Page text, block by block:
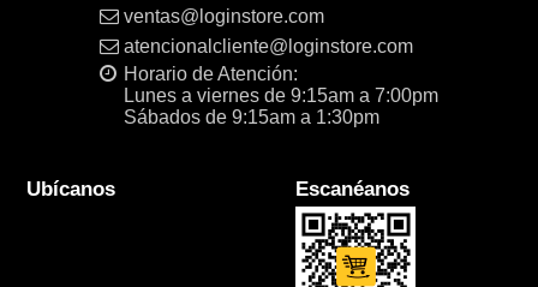
ventas@loginstore.com
atencionalcliente@loginstore.com
Horario de Atención:
Lunes a viernes de 9:15am a 7:00pm
Sábados de 9:15am a 1:30pm
Ubícanos Escanéanos